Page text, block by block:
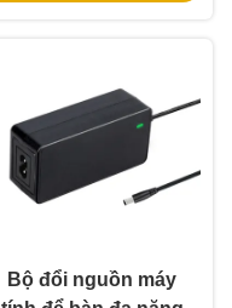
Bộ đổi nguồn máy